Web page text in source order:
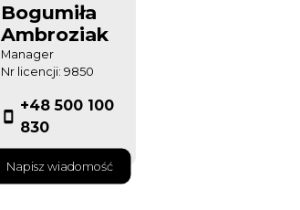
Bogumiła
Ambroziak
Manager
Nr licencji: 9850
+48 500 100
830
Napisz wiadomość